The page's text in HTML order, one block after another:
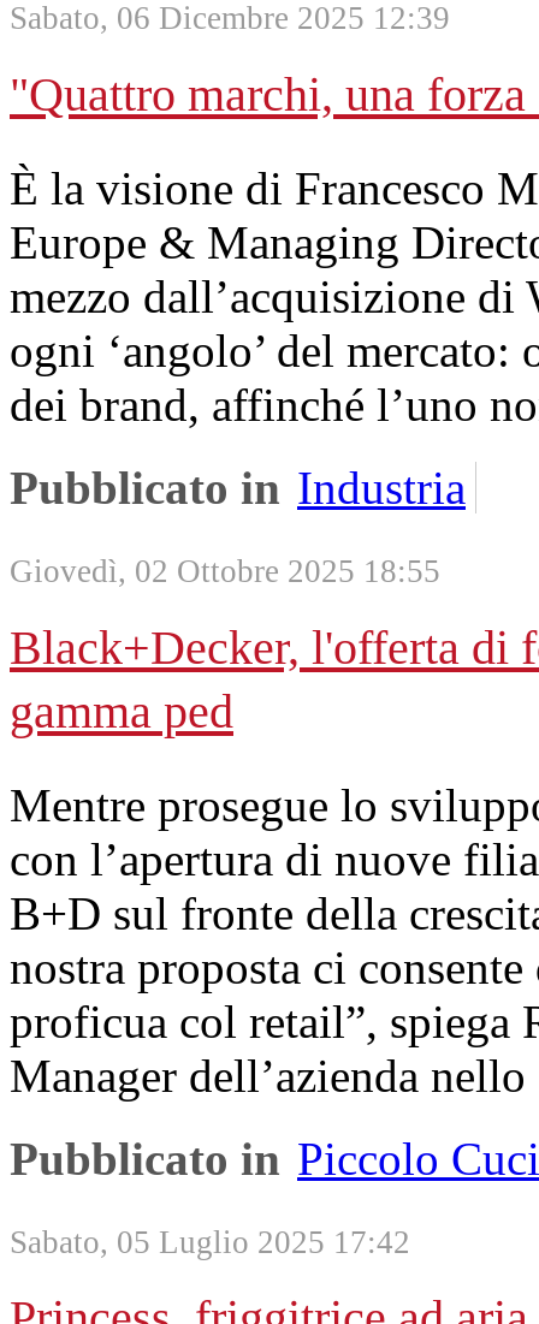
Sabato, 06 Dicembre 2025 12:39
"Quattro marchi, una
È la visione di Francesco
Europe & Managing
mezzo dall’acquisizione
ogni ‘angolo’ del
dei brand, affinché l’uno
Pubblicato in Industria
Giovedì, 02 Ottobre 2025 18:55
Black+Decker, l'offerta di
gamma ped
Mentre prosegue lo
con l’apertura di nuove
B+D sul fronte della
nostra proposta ci
proficua col retail”, spiega
Manager dell’azienda
Pubblicato in Piccolo
Sabato, 05 Luglio 2025 17:42